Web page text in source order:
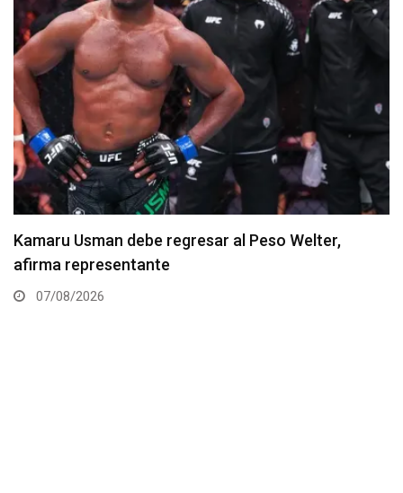
Resultados de los pesajes del UFC Vegas 120:
Gamrot hace peso para pelea con Salkilld
07/08/2026